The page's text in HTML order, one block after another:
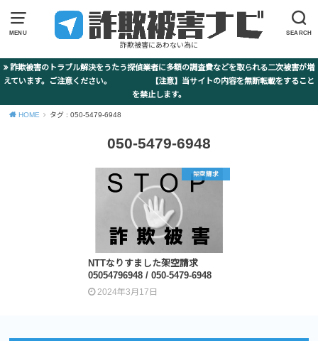
MENU SEARCH
詐欺被害にあわない為に
詐欺被害のトラブル解決をうたう探偵業者に多額の調査費などを取られる二次被害が増
えています。ご注意ください。 【注意】当サイトの内容を無断転載をすること
を禁止します。
HOME タグ : 050-5479-6948
050-5479-6948
架空請求
NTTなりすました架空請求
05054796948 / 050-5479-6948
2024年3月17日